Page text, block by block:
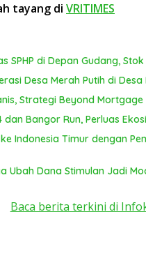
tayang di VRITIMES
SPHP di Depan Gudang,
Desa Merah Putih di Desa
Strategi Beyond
dan Bangor Run, Perluas
Indonesia Timur dengan
Ubah Dana Stimulan Jadi
Baca berita terkini di